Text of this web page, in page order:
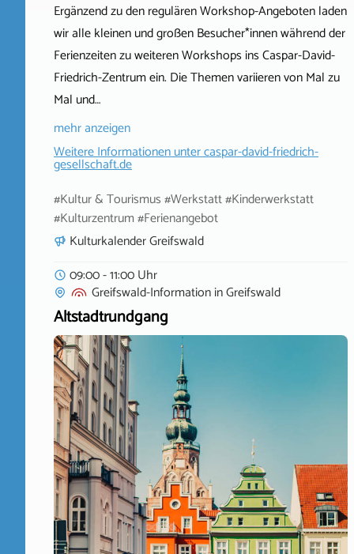
Ergänzend zu den regulären Workshop-Angeboten laden
wir alle kleinen und großen Besucher*innen während der
Ferienzeiten zu weiteren Workshops ins Caspar-David-
Friedrich-Zentrum ein. Die Themen variieren von Mal zu
Mal und…
mehr anzeigen
Weitere Informationen untercaspar-david-friedrich-
gesellschaft.de
#Kultur & Tourismus #Werkstatt #Kinderwerkstatt
#Kulturzentrum #Ferienangebot
Kulturkalender Greifswald
09:00 - 11:00 Uhr
Greifswald-InformationinGreifswald
Altstadtrundgang